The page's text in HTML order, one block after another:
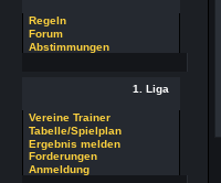
Regeln
Forum
Abstimmungen
1. Liga
Vereine Trainer
Tabelle/Spielplan
Ergebnis melden
Forderungen
Anmeldung